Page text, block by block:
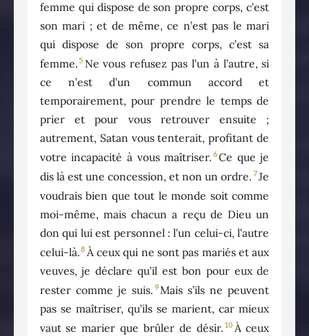
femme qui dispose de son propre corps, c’est
son mari ; et de même, ce n’est pas le mari
qui dispose de son propre corps, c’est sa
femme.5 Ne vous refusez pas l’un à l’autre, si
ce n’est d’un commun accord et
temporairement, pour prendre le temps de
prier et pour vous retrouver ensuite ;
autrement, Satan vous tenterait, profitant de
votre incapacité à vous maîtriser. 6Ce que je
dis là est une concession, et non un ordre. 7Je
voudrais bien que tout le monde soit comme
moi-même, mais chacun a reçu de Dieu un
don qui lui est personnel : l’un celui-ci, l’autre
celui-là.8 À ceux qui ne sont pas mariés et aux
veuves, je déclare qu’il est bon pour eux de
rester comme je suis. 9Mais s’ils ne peuvent
pas se maîtriser, qu’ils se marient, car mieux
vaut se marier que brûler de désir. 10 À ceux